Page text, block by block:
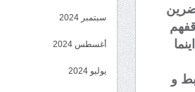
و
سبتمبر 2024
أغسطس 2024
يوليو 2024